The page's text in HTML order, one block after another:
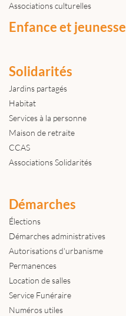
Associations culturelles
Enfance et jeunesse
Solidarités
Jardins partagés
Habitat
Services à la personne
Maison de retraite
CCAS
Associations Solidarités
Démarches
Élections
Démarches administratives
Autorisations d'urbanisme
Permanences
Location de salles
Service Funéraire
Numéros utiles